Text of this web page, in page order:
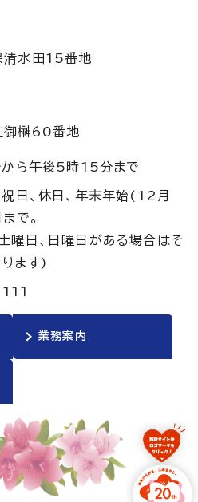
清水田15番地
御榊60番地
ら午後5時15分まで
祝日、休日、年末年始(12月
で。
曜日、日曜日がある場合はそ
ます)
業務案内